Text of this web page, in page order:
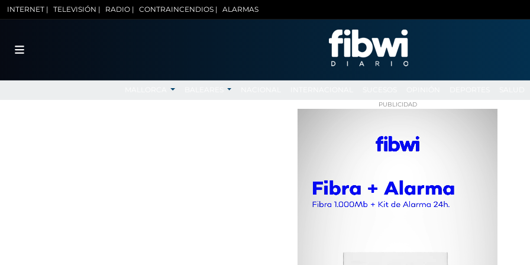
INTERNET | TELEVISIÓN | RADIO | CONTRAINCENDIOS | ALARMAS